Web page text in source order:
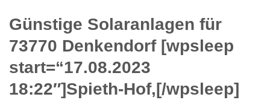
Günstige Solaranlagen für
73770 Denkendorf [wpsleep
start=“17.08.2023
18:22″]Spieth-Hof,[/wpsleep]